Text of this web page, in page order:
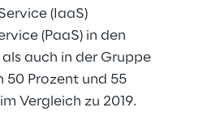
(IaaS)
(PaaS) in den
auch in der Gruppe
50 Prozent und 55
Vergleich zu 2019.